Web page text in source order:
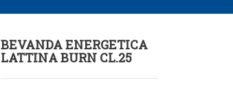
BEVANDA ENERGETICA
LATTINA BURN CL.25